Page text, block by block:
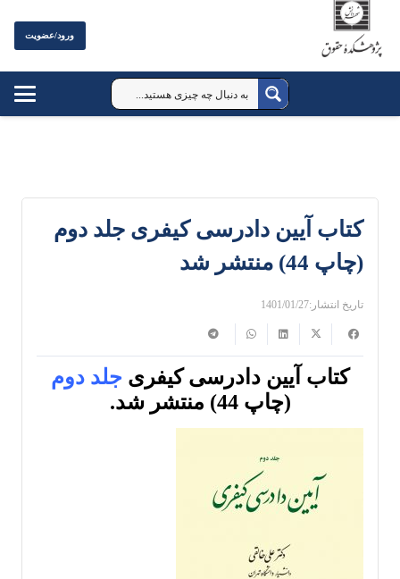
ورود/عضویت
کتاب آیین دادرسی کیفری جلد دوم
(چاپ 44) منتشر شد
تاریخ انتشار:1401/01/27
کتاب آیین دادرسی کیفری جلد دوم
(چاپ 44) منتشر شد.